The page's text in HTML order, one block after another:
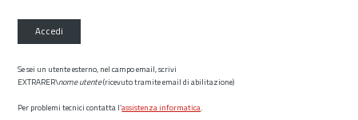
Accedi
Se sei un utente esterno, nel campo email, scrivi
EXTRARER\nome utente(ricevuto tramite email di abilitazione)
Per problemi tecnici contatta l’assistenza informatica.